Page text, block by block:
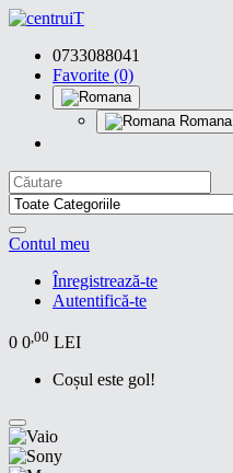
0733088041
Favorite (0)
Romana
Contul meu
Înregistrează-te
Autentifică-te
0 0,00 LEI
Coșul este gol!